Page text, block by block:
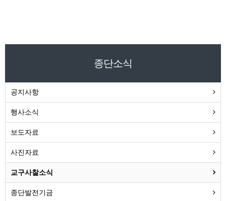
종단소식
공지사항
행사소식
보도자료
사진자료
교구사찰소식
종단발전기금